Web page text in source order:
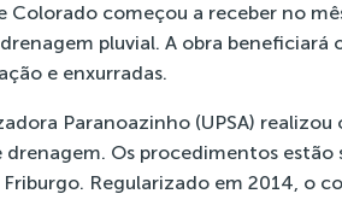
Colorado começou a receber no
pluvial. A obra
e enxurradas.
Paranoazinho (UPSA)
drenagem. Os procedimentos
Friburgo. Regularizado em 2014, o